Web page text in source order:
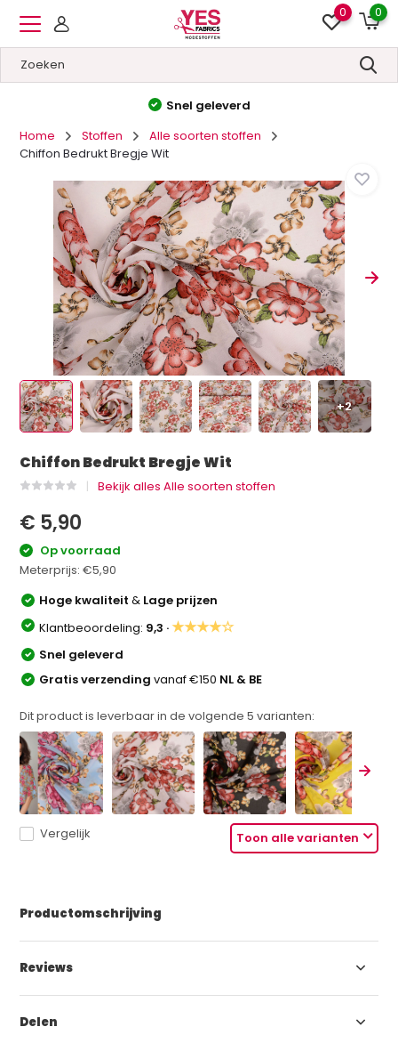
0 0
Hoge kwaliteit&Lage prijzen
Home
Stoffen
Alle soorten stoffen
Chiffon Bedrukt Bregje Wit
+2
Chiffon Bedrukt Bregje Wit
Bekijk alles Alle soorten stoffen
€ 5,90
Op voorraad
Meterprijs:€5,90
Hoge kwaliteit& Lage prijzen
Klantbeoordeling: 9,3 ·★★★★☆
Snel geleverd
Gratis verzendingvanaf €150 NL & BE
Dit product is leverbaar in de volgende5 varianten:
Toon alle varianten
Vergelijk
Productomschrijving
Reviews
Delen